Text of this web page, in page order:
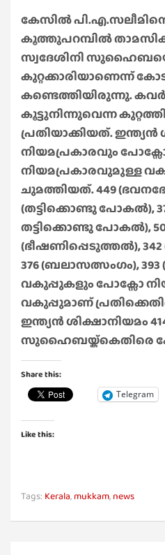
കേസിൽ
കൂത്തുപറമ്പിൽ
സ്വദേശിനി
കുറ്റക്കാരിയാണെന്ന്
കണ്ടെത്തിയിരുന്നു.
കൂട്ടുനിന്നുവെന്ന
പ്രതിയാക്കിയത്. ഇന്ത്യൻ
നിയമപ്രകാരവും
നിയമപ്രകാരവുമുള്ള
ചുമത്തിയത്. 449
(തട്ടിക്കൊണ്ടു പോകൽ),
തട്ടിക്കൊണ്ടു പോകൽ),
(ഭീഷണിപ്പെടുത്തൽ),
376 (ബലാസത്സംഗം), 393
വകുപ്പുകളും പോക്സോ
വകുപ്പുമാണ്
ഇന്ത്യൻ ശിക്ഷാനിയമം
സുഹൈബയ്ക്കെതിരെ
Share this:
Telegram
Like this:
Tags: Kerala, mukkam, news